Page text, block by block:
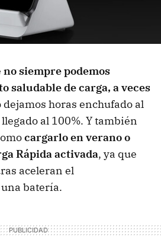
no siempre podemos
saludable de carga, a veces
dejamos horas enchufado al
al 100%. Y también
cargarlo en verano o
Rápida activada, ya que
aceleran el
batería.